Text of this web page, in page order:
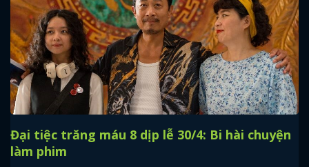
Đại tiệc trăng máu 8 dịp lễ 30/4: Bi hài chuyện
làm phim